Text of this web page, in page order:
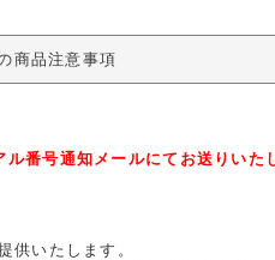
商品注意事項
番号通知メールにてお送りいた
供いたします。